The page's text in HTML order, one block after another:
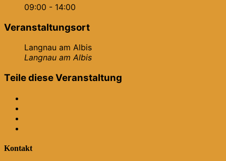
09:00 - 14:00
Veranstaltungsort
Langnau am Albis
Langnau am Albis
Teile diese Veranstaltung
Kontakt